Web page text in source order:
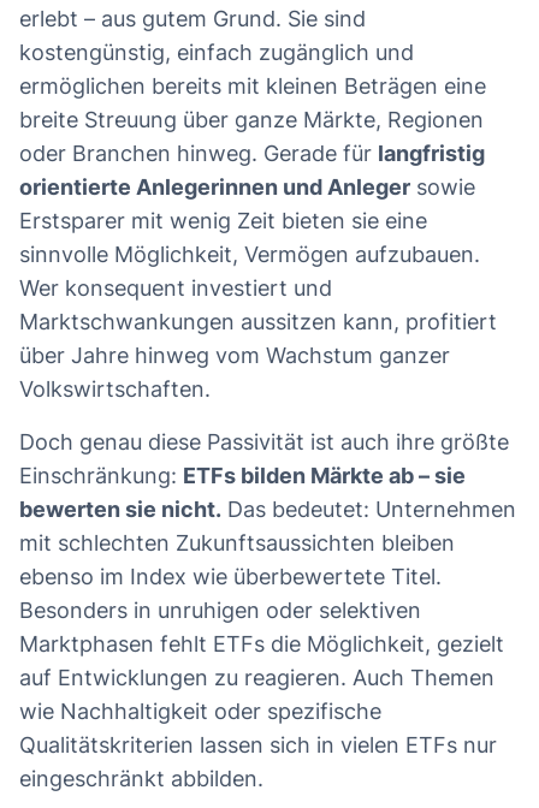
erlebt – aus gutem Grund. Sie sind
kostengünstig, einfach zugänglich und
ermöglichen bereits mit kleinen Beträgen eine
breite Streuung über ganze Märkte, Regionen
oder Branchen hinweg. Gerade für langfristig
orientierte Anlegerinnen und Anleger sowie
Erstsparer mit wenig Zeit bieten sie eine
sinnvolle Möglichkeit, Vermögen aufzubauen.
Wer konsequent investiert und
Marktschwankungen aussitzen kann, profitiert
über Jahre hinweg vom Wachstum ganzer
Volkswirtschaften.
Doch genau diese Passivität ist auch ihre größte
Einschränkung: ETFs bilden Märkte ab – sie
bewerten sie nicht. Das bedeutet: Unternehmen
mit schlechten Zukunftsaussichten bleiben
ebenso im Index wie überbewertete Titel.
Besonders in unruhigen oder selektiven
Marktphasen fehlt ETFs die Möglichkeit, gezielt
auf Entwicklungen zu reagieren. Auch Themen
wie Nachhaltigkeit oder spezifische
Qualitätskriterien lassen sich in vielen ETFs nur
eingeschränkt abbilden.